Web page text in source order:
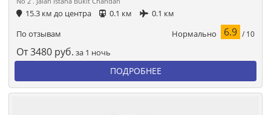
15.3 км до центра 0.1 км
0.1 км
По отзывам
Нормально 6.9 / 10
От3480 руб. за 1 ночь
ПОДРОБНЕЕ